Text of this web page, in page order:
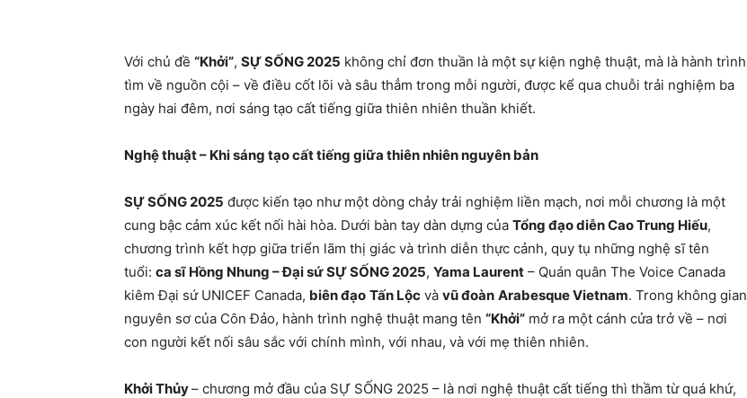
Với chủ đề “Khởi”, SỰ SỐNG 2025 không chỉ đơn thuần là một sự kiện nghệ thuật, mà là hành trình
tìm về nguồn cội – về điều cốt lõi và sâu thẳm trong mỗi người, được kể qua chuỗi trải nghiệm ba
ngày hai đêm, nơi sáng tạo cất tiếng giữa thiên nhiên thuần khiết.
Nghệ thuật – Khi sáng tạo cất tiếng giữa thiên nhiên nguyên bản
SỰ SỐNG 2025 được kiến tạo như một dòng chảy trải nghiệm liền mạch, nơi mỗi chương là một
cung bậc cảm xúc kết nối hài hòa. Dưới bàn tay dàn dựng của Tổng đạo diễn Cao Trung Hiếu,
chương trình kết hợp giữa triển lãm thị giác và trình diễn thực cảnh, quy tụ những nghệ sĩ tên
tuổi: ca sĩ Hồng Nhung – Đại sứ SỰ SỐNG 2025, Yama Laurent – Quán quân The Voice Canada
kiêm Đại sứ UNICEF Canada, biên đạo Tấn Lộc và vũ đoàn Arabesque Vietnam. Trong không gian
nguyên sơ của Côn Đảo, hành trình nghệ thuật mang tên “Khởi” mở ra một cánh cửa trở về – nơi
con người kết nối sâu sắc với chính mình, với nhau, và với mẹ thiên nhiên.
Khởi Thủy– chương mở đầu của SỰ SỐNG 2025 – là nơi nghệ thuật cất tiếng thì thầm từ quá khứ,